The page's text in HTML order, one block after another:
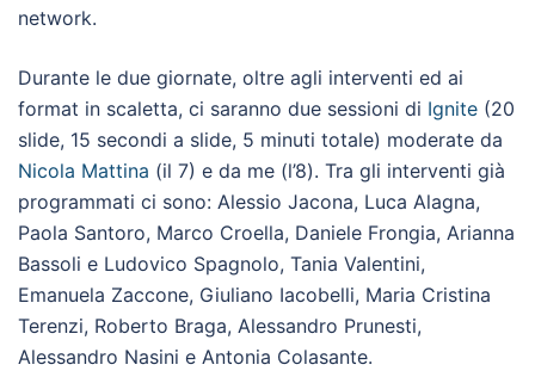
network.
Durante le due giornate, oltre agli interventi ed ai
format in scaletta, ci saranno due sessioni di Ignite (20
slide, 15 secondi a slide, 5 minuti totale) moderate da
Nicola Mattina (il 7) e da me (l’8). Tra gli interventi già
programmati ci sono: Alessio Jacona, Luca Alagna,
Paola Santoro, Marco Croella, Daniele Frongia, Arianna
Bassoli e Ludovico Spagnolo, Tania Valentini,
Emanuela Zaccone, Giuliano Iacobelli, Maria Cristina
Terenzi, Roberto Braga, Alessandro Prunesti,
Alessandro Nasini e Antonia Colasante.